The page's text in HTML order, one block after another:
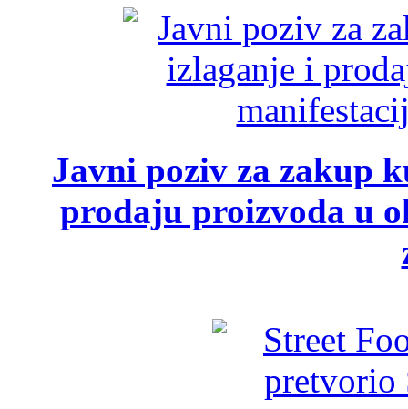
Javni poziv za zakup
prodaju proizvoda u